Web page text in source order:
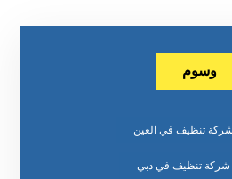
وسوم
تنظيف في العين
شركة تنظيف في دبي